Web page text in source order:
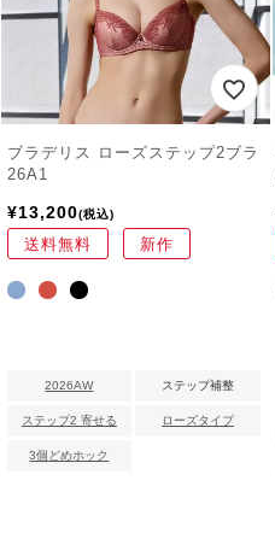
ブラデリス ローズステップ2ブラ
26A1
¥13,200 税込
送料無料 新作
2026AW ステップ補整
ステップ2 寄せる ローズタイプ
3個どめホック